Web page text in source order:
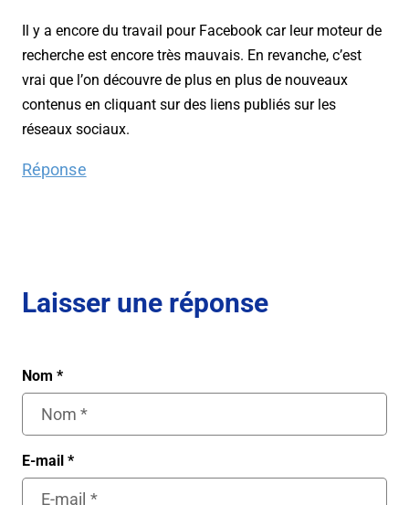
Il y a encore du travail pour Facebook car leur moteur de
recherche est encore très mauvais. En revanche, c’est
vrai que l’on découvre de plus en plus de nouveaux
contenus en cliquant sur des liens publiés sur les
réseaux sociaux.
Réponse
Laisser une réponse
Nom *
E-mail *